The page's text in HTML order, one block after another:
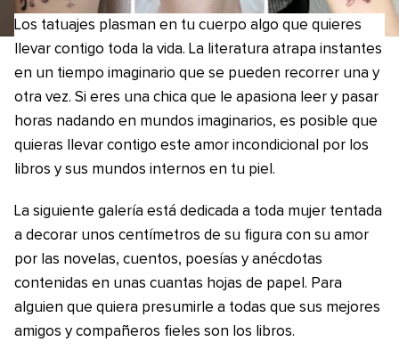
Los tatuajes plasman en tu cuerpo algo que quieres
llevar contigo toda la vida. La literatura atrapa instantes
en un tiempo imaginario que se pueden recorrer una y
otra vez. Si eres una chica que le apasiona leer y pasar
horas nadando en mundos imaginarios, es posible que
quieras llevar contigo este amor incondicional por los
libros y sus mundos internos en tu piel.
La siguiente galería está dedicada a toda mujer tentada
a decorar unos centímetros de su figura con su amor
por las novelas, cuentos, poesías y anécdotas
contenidas en unas cuantas hojas de papel. Para
alguien que quiera presumirle a todas que sus mejores
amigos y compañeros fieles son los libros.